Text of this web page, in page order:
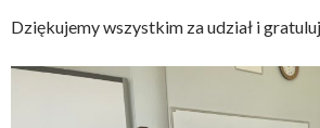
Dziękujemy wszystkim za udział i